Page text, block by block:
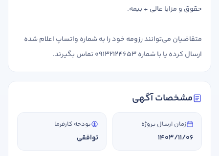
حقوق و مزایا عالی + بیمه.
متقاضیان می‌توانند رزومه خود را به شماره واتساپ اعلام شده
ارسال کرده یا با شماره 09132124653 تماس بگیرند.
مشخصات آگهی
زمان ارسال پروژه
1403/11/06
بودجه کارفرما
توافقی